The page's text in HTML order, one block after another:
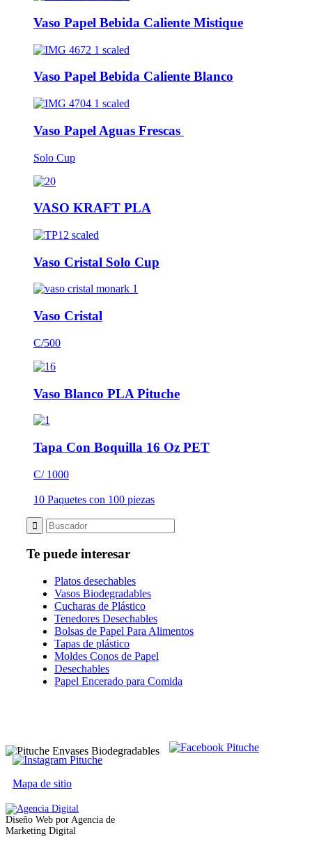
Vaso Papel Bebida Caliente Mistique
Vaso Papel Bebida Caliente Blanco
Vaso Papel Aguas Frescas
Solo Cup
VASO KRAFT PLA
Vaso Cristal Solo Cup
Vaso Cristal
C/500
Vaso Blanco PLA Pituche
Tapa Con Boquilla 16 Oz PET
C/ 1000
10 Paquetes con 100 piezas
Te puede interesar
Platos desechables
Vasos Biodegradables
Cucharas de Plástico
Tenedores Desechables
Bolsas de Papel Para Alimentos
Tapas de plástico
Moldes Conos de Papel
Desechables
Papel Encerado para Comida
Mapa de sitio
Diseño Web por Agencia de
Marketing Digital